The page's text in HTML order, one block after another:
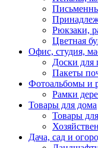
Рюкзаки,
Цветная
Офис, студия,
Доски для
Пакеты
Фотоальбомы и
Рамки
Товары для дома
Товары
Дача, сад и